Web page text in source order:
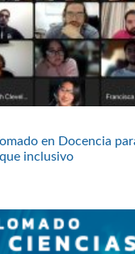
en Docencia
inclusivo